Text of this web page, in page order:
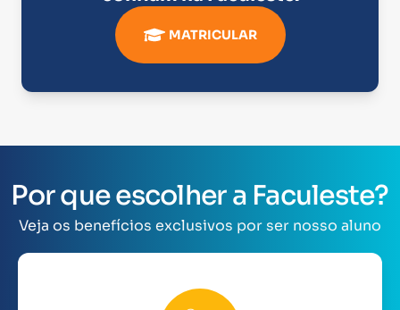
MATRICULAR
Por que escolher a Faculeste?
Veja os benefícios exclusivos por ser nosso aluno